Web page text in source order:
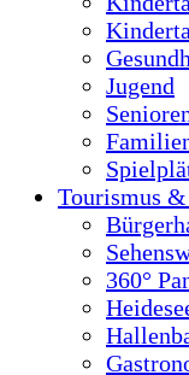
Jugend
Tourismus
360°